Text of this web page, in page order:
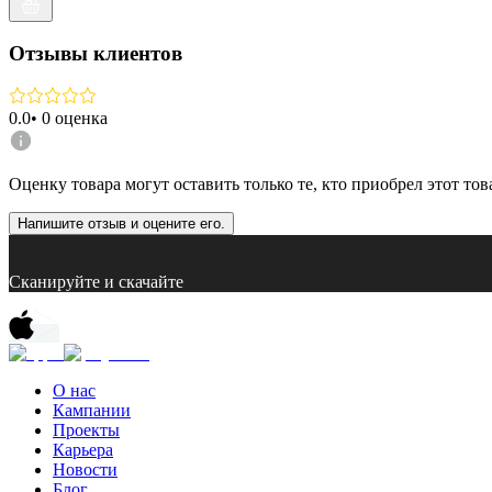
Отзывы клиентов
0.0• 0 оценка
Оценку товара могут оставить только те, кто приобрел этот
Напишите отзыв и оцените его.
Сканируйте и скачайте
О нас
Кампании
Проекты
Карьера
Новости